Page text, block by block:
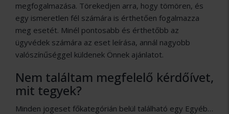
megfogalmazása. Törekedjen arra, hogy tömören, és
egy ismeretlen fél számára is érthetően fogalmazza
meg esetét. Minél pontosabb és érthetőbb az
ügyvédek számára az eset leírása, annál nagyobb
valószínűséggel küldenek Önnek ajánlatot.
Nem találtam megfelelő kérdőívet,
mit tegyek?
Minden jogeset főkategórián belül található egy Egyéb…